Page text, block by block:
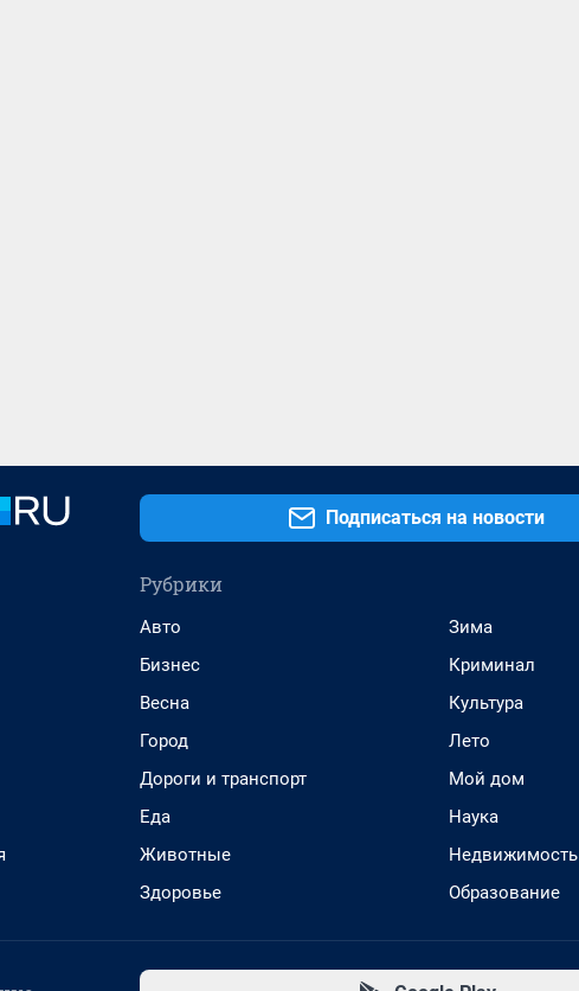
Подписаться на новости
Рубрики
Авто
Бизнес
Весна
Город
Дороги и транспорт
Еда
Животные
Здоровье
Зима
Криминал
Культура
Лето
Мой дом
Наука
Недвижимость
Образование